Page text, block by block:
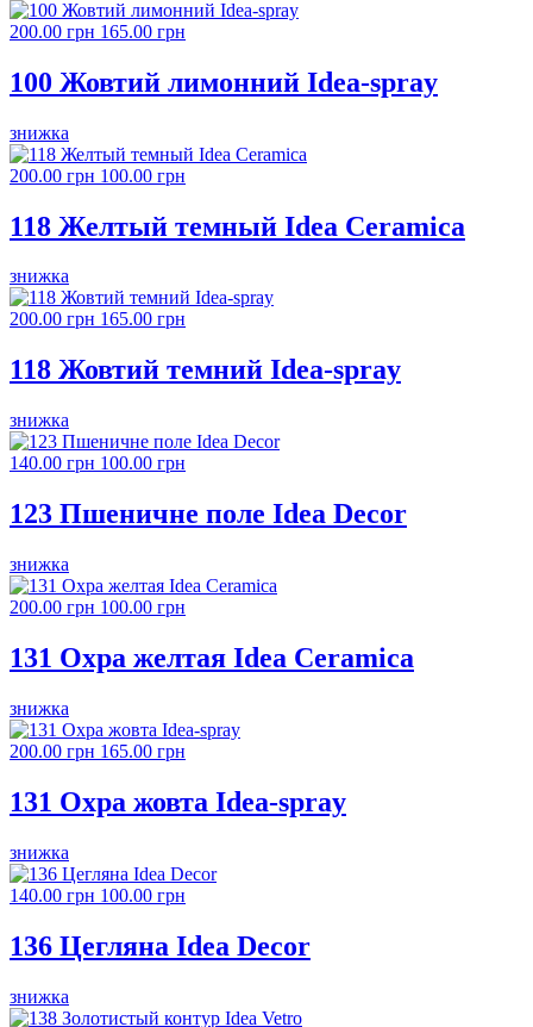
200.00 грн 165.00 грн
100 Жовтий лимонний Idea-spray
знижка
200.00 грн 100.00 грн
118 Желтый темный Idea Ceramica
знижка
200.00 грн 165.00 грн
118 Жовтий темний Idea-spray
знижка
140.00 грн 100.00 грн
123 Пшеничне поле Idea Decor
знижка
200.00 грн 100.00 грн
131 Охра желтая Idea Ceramica
знижка
200.00 грн 165.00 грн
131 Охра жовта Idea-spray
знижка
140.00 грн 100.00 грн
136 Цегляна Idea Decor
знижка